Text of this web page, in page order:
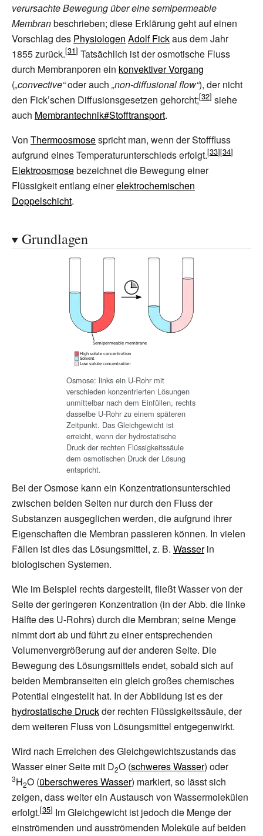
verursachte Bewegung über eine semipermeable
Membranbeschrieben; diese Erklärung geht auf einen
Vorschlag des Physiologen Adolf Fickaus dem Jahr
1855 zurück.
Tatsächlich ist der osmotische Fluss
durch Membranporen ein konvektiver Vorgang
(„convective“oder auch „non-diffusional flow“), der nicht
den Fick’schen Diffusionsgesetzen gehorcht;
siehe
auch Membrantechnik#Stofftransport.
Von Thermoosmosespricht man, wenn der Stofffluss
aufgrund eines Temperaturunterschieds erfolgt.
Elektroosmosebezeichnet die Bewegung einer
Flüssigkeit entlang einerelektrochemischen
Doppelschicht.
Grundlagen
Osmose: links ein U-Rohr mit
verschieden konzentrierten Lösungen
unmittelbar nach dem Einfüllen, rechts
dasselbe U-Rohr zu einem späteren
Zeitpunkt. Das Gleichgewicht ist
erreicht, wenn der hydrostatische
Druck der rechten Flüssigkeitssäule
dem osmotischen Druck der Lösung
entspricht.
Bei der Osmose kann ein Konzentrationsunterschied
zwischen beiden Seiten nur durch den Fluss der
Substanzen ausgeglichen werden, die aufgrund ihrer
Eigenschaften die Membran passieren können. In vielen
Fällen ist dies das Lösungsmittel, z. B. Wasserin
biologischen Systemen.
Wie im Beispiel rechts dargestellt, fließt Wasser von der
Seite der geringeren Konzentration (in der Abb. die linke
Hälfte des U-Rohrs) durch die Membran; seine Menge
nimmt dort ab und führt zu einer entsprechenden
Volumenvergrößerung auf der anderen Seite. Die
Bewegung des Lösungsmittels endet, sobald sich auf
beiden Membranseiten ein gleich großes chemisches
Potential eingestellt hat. In der Abbildung ist es der
hydrostatische Druckder rechten Flüssigkeitssäule, der
dem weiteren Fluss von Lösungsmittel entgegenwirkt.
Wird nach Erreichen des Gleichgewichtszustands das
Wasser einer Seite mit D2O (schweres Wasser) oder
3H2O (überschweres Wasser) markiert, so lässt sich
zeigen, dass weiter ein Austausch von Wassermolekülen
erfolgt.
Im Gleichgewicht ist jedoch die Menge der
einströmenden und ausströmenden Moleküle auf beiden